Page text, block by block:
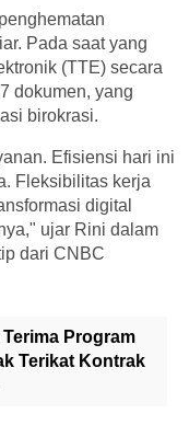
Pada saat yang
(TTE) secara
dokumen, yang
birokrasi.
Efisiensi hari ini
Fleksibilitas kerja
digital
ujar Rini dalam
dari CNBC
Program
Terikat Kontrak